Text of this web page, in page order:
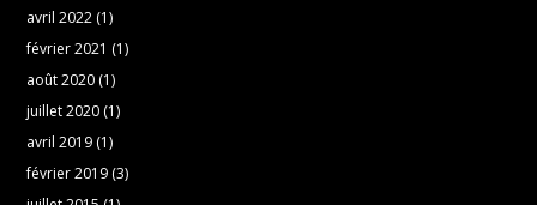
avril 2022 (1)
février 2021 (1)
août 2020 (1)
juillet 2020 (1)
avril 2019 (1)
février 2019 (3)